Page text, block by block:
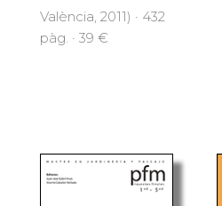
València, 2011) · 432
pàg. · 39 €